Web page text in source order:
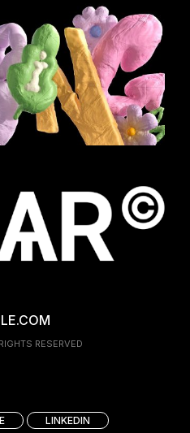
RESERVED
LINKEDIN